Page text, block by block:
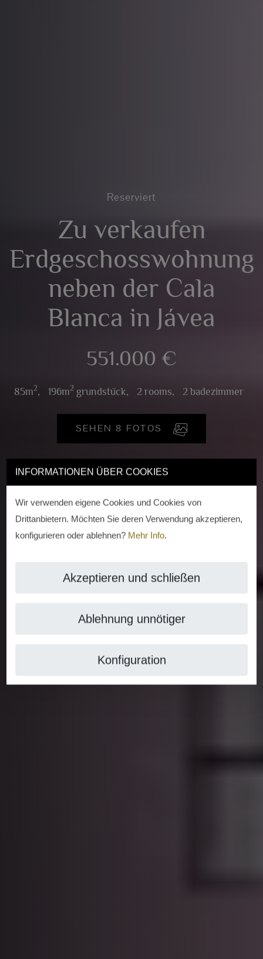
INFORMATIONEN ÜBER COOKIES
Wir verwenden eigene Cookies und Cookies von
Drittanbietern. Möchten Sie deren Verwendung akzeptieren,
konfigurieren oder ablehnen? Mehr Info.
Akzeptieren und schließen
Ablehnung unnötiger
Konfiguration
Reserviert
Zu verkaufen
Erdgeschosswohnung
neben der Cala
Blanca in Jávea
551.000 €
85m2, 196m2grundstück, 2 rooms, 2 badezimmer
SEHEN 8 FOTOS